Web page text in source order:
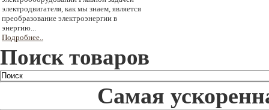
электродвигателя, как мы знаем, является
преобразование электроэнергии в
энергию...
Подробнее..
Поиск товаров
Самая